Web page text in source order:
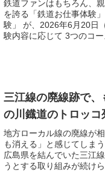
鉄道ファンはもちろん、
を誇る「鉄道お仕事体験
験」 が、2026年6月20日
験内容に応じて 3つのコ
三江線の廃線跡で
の川鐡道のトロッコ
地方ローカル線の廃線が
も消える」と感じてしま
広島県を結んでいた三江
うとする取り組みが続け